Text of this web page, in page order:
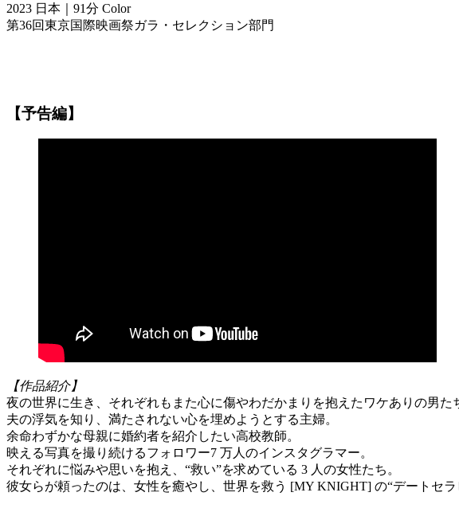
2023 ⽇本｜91分 Color
第36回東京国際映画祭ガラ・セレクション部⾨
【予告編】
【作品紹介】
夜の世界に⽣き、それぞれもまた⼼に傷やわだかまりを抱えたワケありの男
夫の浮気を知り、満たされない⼼を埋めようとする主婦。
余命わずかな⺟親に婚約者を紹介したい⾼校教師。
映える写真を撮り続けるフォロワー7 万⼈のインスタグラマー。
それぞれに悩みや思いを抱え、“救い”を求めている 3 ⼈の⼥性たち。
彼⼥らが頼ったのは、⼥性を癒やし、世界を救う [MY KNIGHT] の“デートセ